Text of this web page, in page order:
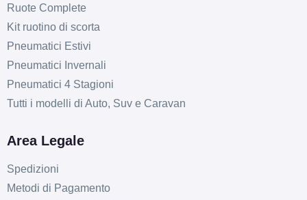
Ruote Complete
Kit ruotino di scorta
Pneumatici Estivi
Pneumatici Invernali
Pneumatici 4 Stagioni
Tutti i modelli di Auto, Suv e Caravan
Area Legale
Spedizioni
Metodi di Pagamento